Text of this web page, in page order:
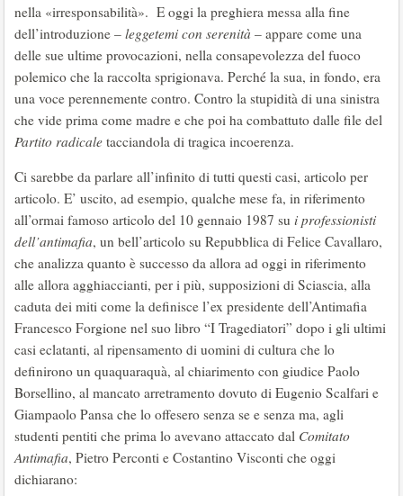
nella «irresponsabilità». E oggi la preghiera messa alla fine
dell’introduzione – leggetemi con serenità – appare come una
delle sue ultime provocazioni, nella consapevolezza del fuoco
polemico che la raccolta sprigionava. Perché la sua, in fondo, era
una voce perennemente contro. Contro la stupidità di una sinistra
che vide prima come madre e che poi ha combattuto dalle file del
Partito radicale tacciandola di tragica incoerenza.
Ci sarebbe da parlare all’infinito di tutti questi casi, articolo per
articolo. E’ uscito, ad esempio, qualche mese fa, in riferimento
all’ormai famoso articolo del 10 gennaio 1987 su i professionisti
dell’antimafia, un bell’articolo su Repubblica di Felice Cavallaro,
che analizza quanto è successo da allora ad oggi in riferimento
alle allora agghiaccianti, per i più, supposizioni di Sciascia, alla
caduta dei miti come la definisce l’ex presidente dell’Antimafia
Francesco Forgione nel suo libro “I Tragediatori” dopo i gli ultimi
casi eclatanti, al ripensamento di uomini di cultura che lo
definirono un quaquaraquà, al chiarimento con giudice Paolo
Borsellino, al mancato arretramento dovuto di Eugenio Scalfari e
Giampaolo Pansa che lo offesero senza se e senza ma, agli
studenti pentiti che prima lo avevano attaccato dal Comitato
Antimafia, Pietro Perconti e Costantino Visconti che oggi
dichiarano: